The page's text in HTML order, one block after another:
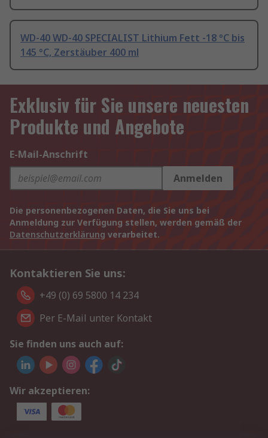
WD-40 WD-40 SPECIALIST Lithium Fett -18 °C bis
145 °C, Zerstäuber 400 ml
Exklusiv für Sie unsere neuesten
Produkte und Angebote
E-Mail-Anschrift
Anmelden
Die personenbezogenen Daten, die Sie uns bei
Anmeldung zur Verfügung stellen, werden gemäß der
Datenschutzerklärung verarbeitet.
Kontaktieren Sie uns:
+49 (0) 69 5800 14 234
Per E-Mail unter Kontakt
Sie finden uns auch auf:
Wir akzeptieren: